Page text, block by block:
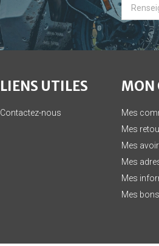
LIENS UTILES
Contactez-nous
MON
Mes
Mes
Mes
Mes
Mes
Mes